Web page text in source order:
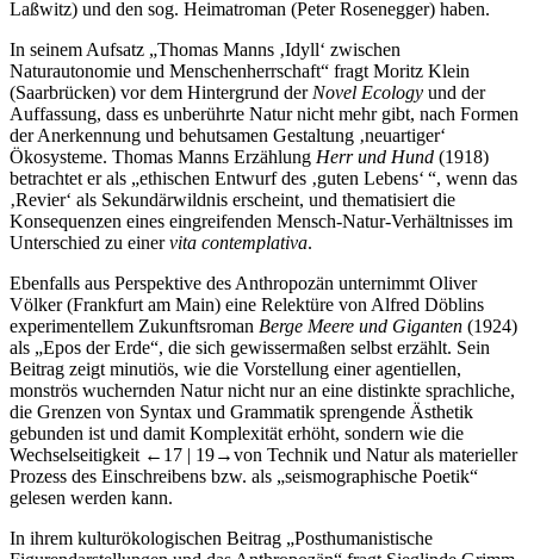
Naturautonomie und Menschenherrschaft“ fragt Moritz Klein
(Saarbrücken) vor dem Hintergrund derNovel Ecology und der
Auffassung, dass es unberührte Natur nicht mehr gibt, nach Formen
der Anerkennung und behutsamen Gestaltung ‚neuartiger‘
Ökosysteme. Thomas Manns ErzählungHerr und Hund(1918)
betrachtet er als „ethischen Entwurf des ‚guten Lebens‘ “, wenn das
‚Revier‘ als Sekundärwildnis erscheint, und thematisiert die
Konsequenzen eines eingreifenden Mensch-Natur-Verhältnisses im
Unterschied zu einer vita contemplativa.
Völker (Frankfurt am Main) eine Relektüre von Alfred Döblins
experimentellem Zukunftsroman Berge Meere und Giganten(1924)
als „Epos der Erde“, die sich gewissermaßen selbst erzählt. Sein
Beitrag zeigt minutiös, wie die Vorstellung einer agentiellen,
monströs wuchernden Natur nicht nur an eine distinkte sprachliche,
die Grenzen von Syntax und Grammatik sprengende Ästhetik
gebunden ist und damit Komplexität erhöht, sondern wie die
Wechselseitigkeit←17 |19→von Technik und Natur als materieller
Prozess des Einschreibens bzw. als „seismographische Poetik“
gelesen werden kann.
Figurendarstellungen und das Anthropozän“ fragt Sieglinde Grimm